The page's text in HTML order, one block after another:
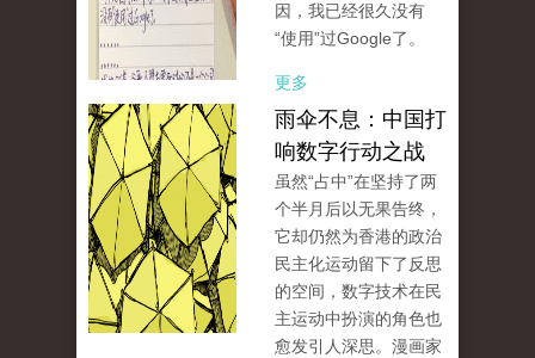
因，我已经很久没有
“使用”过Google了。
更多
雨伞不息：中国打
响数字行动之战
虽然“占中”在坚持了两
个半月后以无果告终，
它却仍然为香港的政治
民主化运动留下了反思
的空间，数字技术在民
主运动中扮演的角色也
愈发引人深思。漫画家